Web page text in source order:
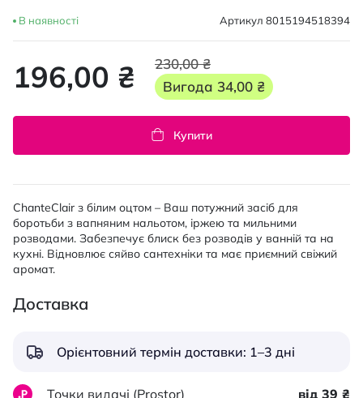
В наявності Артикул 8015194518394
196,00 ₴
230,00 ₴
Вигода 34,00 ₴
Купити
ChanteClair з білим оцтом – Ваш потужний засіб для
боротьби з вапняним нальотом, іржею та мильними
розводами. Забезпечує блиск без розводів у ванній та на
кухні. Відновлює сяйво сантехніки та має приємний свіжий
аромат.
Доставка
Орієнтовний термін доставки: 1–3 дні
Точки видачі (Prostor) від 39 ₴